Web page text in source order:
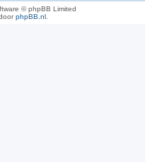
© phpBB Limited
phpBB.nl